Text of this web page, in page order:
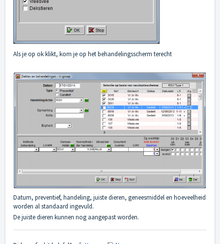
Als je op ok klikt, kom je op het behandelingsscherm terecht
Datum, preventief, handeling, juiste dieren, geneesmiddel en hoeveelheid
worden al standaard ingevuld.
De juiste dieren kunnen nog aangepast worden.